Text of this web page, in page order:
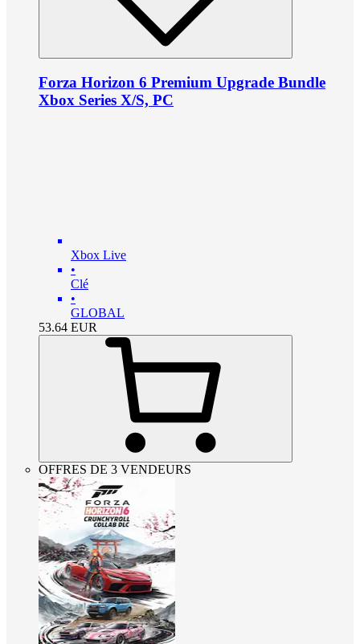
Forza Horizon 6 Premium Upgrade Bundle
Xbox Series X/S, PC
Xbox Live
•
Clé
•
GLOBAL
53.64 EUR
OFFRES DE 3 VENDEURS